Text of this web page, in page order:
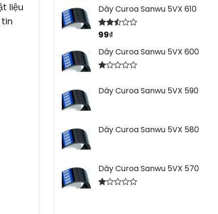
Dây Curoa Sanwu 5VX 610
Được
hạng
2.44
5 sao
99₫
Dây Curoa Sanwu 5VX 600
hạng
Dây Curoa Sanwu 5VX 590
Dây Curoa Sanwu 5VX 580
Dây Curoa Sanwu 5VX 570
liệu